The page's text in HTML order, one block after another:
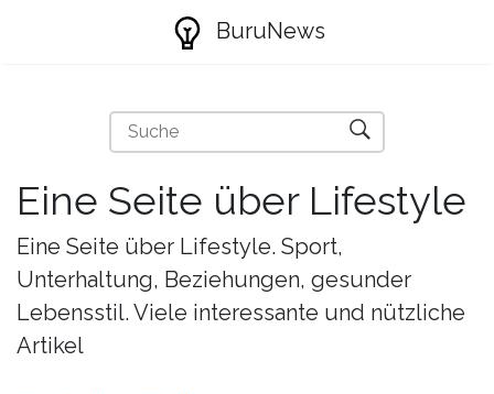
BuruNews
Eine Seite über Lifestyle
Eine Seite über Lifestyle. Sport,
Unterhaltung, Beziehungen, gesunder
Lebensstil. Viele interessante und nützliche
Artikel